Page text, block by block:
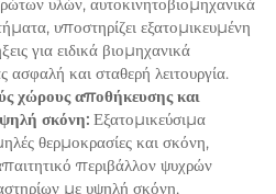
υποστηρίζει εξατομικευμένη
για ειδικά βιομηχανικά
ασφαλή και σταθερή λειτουργία.
χώρους αποθήκευσης και
σκόνη: Εξατομικεύσιμα
θερμοκρασίες και σκόνη,
περιβάλλον ψυχρών
με υψηλή σκόνη,